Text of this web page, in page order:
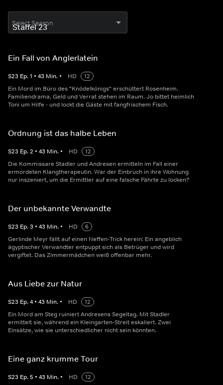
Select Season
Ein Fall von Anglerlatein
S23 Ep.1 • 43 Min. • HD
12
Ein Mord im Büro des "Knödelkönigs" erschüttert Rosenheim.
Familiendrama, Geld und Verrat stehen im Raum. Jo bittet heimlich
Toni um Hilfe - und lockt die Gäste mit fangfrischem Fisch.
Ordnung ist das halbe Leben
S23 Ep.2 • 43 Min. • HD
12
Die Kommissare Stadler und Andresen ermitteln im Fall einer
ermordeten Klangtherapeutin. War der Einbruch in ihre Wohnung
nur inszeniert, um die Ermittler auf eine falsche Fährte zu locken?
Der unbekannte Verwandte
S23 Ep.3 • 43 Min. • HD
6
Gerlinde Meyr fällt auf einen Neffen-Trick herein: Ein angeblich
ägyptischer Verwandter entpuppt sich als Betrüger und wird
vergiftet. Das Zimmermädchen weiß offenbar mehr.
Aus Liebe zur Natur
S23 Ep.4 • 43 Min. • HD
12
Ein Mord am Steg ruiniert Andresens Segeltag. Mit Stadler
ermittelt sie, während ein Kleingarten-Streit eskaliert. Zwei
Einsätze, wie sie unterschiedlicher nicht sein könnten.
Eine ganz krumme Tour
S23 Ep.5 • 43 Min. • HD
12